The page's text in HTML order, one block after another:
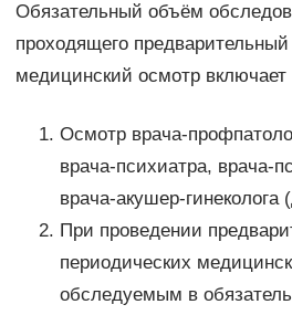
Обязательный объём
проходящего
медицинский осмотр включает
Осмотр врача-
врача-психиатра, врача-
врача-акушер-
При проведении
периодических
обследуемым в